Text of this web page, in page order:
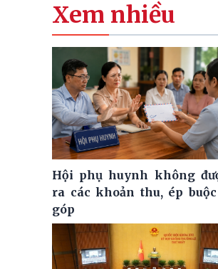
Xem nhiều
Hội phụ huynh không
ra các khoản thu, ép
góp